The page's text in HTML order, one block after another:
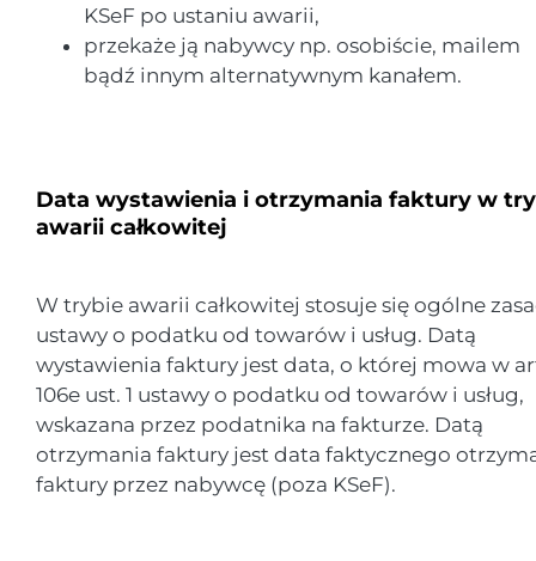
KSeF po ustaniu awarii,
przekaże ją nabywcy np. osobiście, mailem
bądź innym alternatywnym kanałem.
Data wystawienia i otrzymania faktury w
awarii całkowitej
W trybie awarii całkowitej stosuje się ogólne
ustawy o podatku od towarów i usług. Datą
wystawienia faktury jest data, o której mowa w
106e ust. 1 ustawy o podatku od towarów i usług,
wskazana przez podatnika na fakturze. Datą
otrzymania faktury jest data faktycznego
faktury przez nabywcę (poza KSeF).